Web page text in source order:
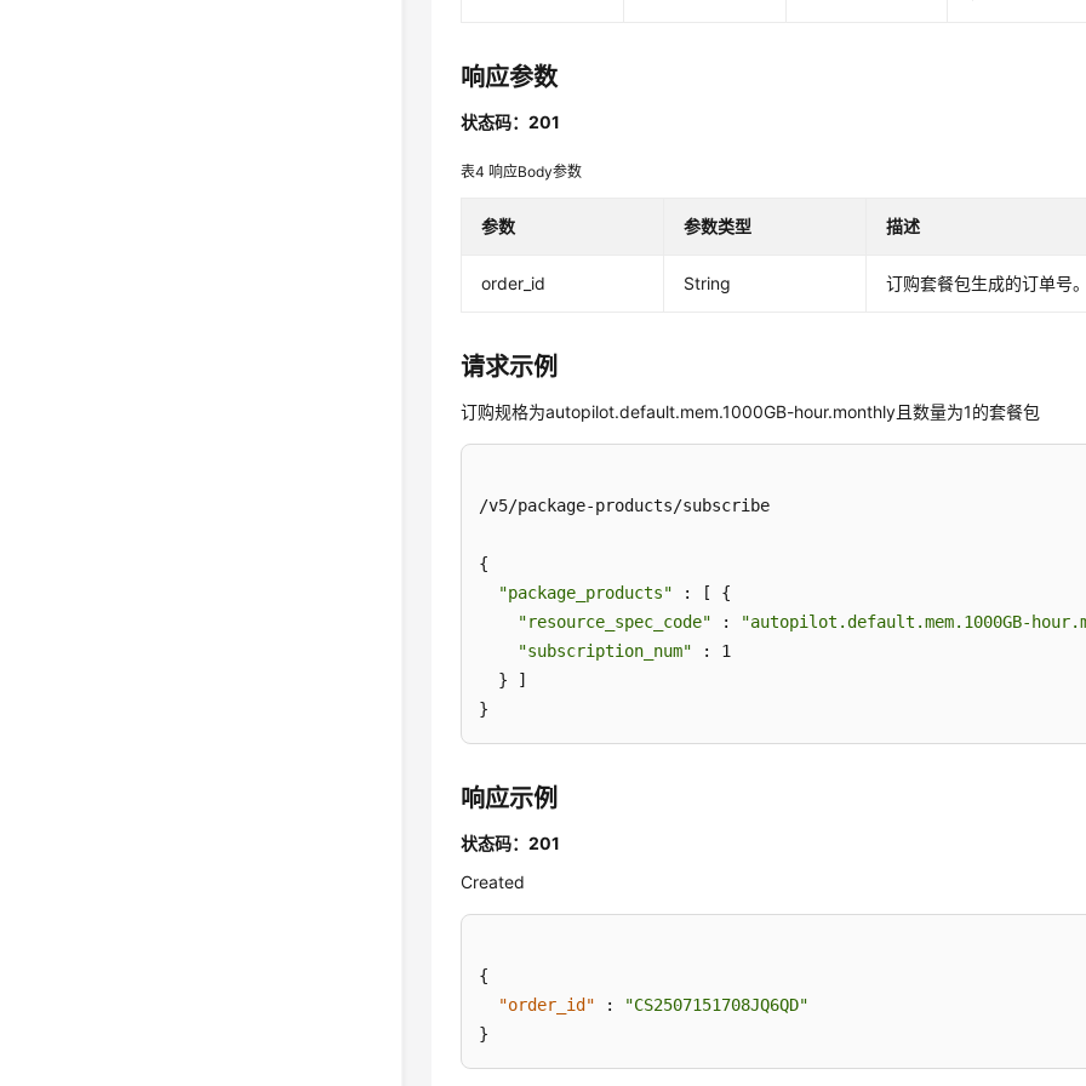
响应参数
状态码：201
表4响应Body参数
参数 参数类型 描述
order_id String 订购套餐包生成的订单号
请求示例
订购规格为autopilot.default.mem.1000GB-hour.monthly且数量为1的套餐包
/v5/package-products/subscribe
{
"package_products" : [ {
"resource_spec_code" :
"autopilot.default.mem.1000GB-
"subscription_num" : 1
  } ]
}
响应示例
状态码：201
Created
{
"order_id"
:
"CS2507151708JQ6QD"
}